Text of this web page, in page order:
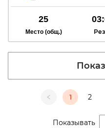
25
Место (общ.)
1 2
Показывать